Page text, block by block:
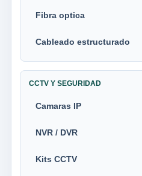
Fibra optica
Cableado estructurado
CCTV Y SEGURIDAD
Camaras IP
NVR / DVR
Kits CCTV